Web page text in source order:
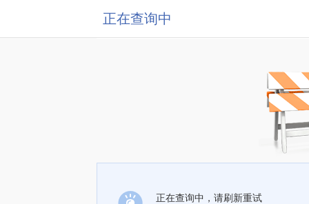
正在查询中
正在查询中，请刷新重试